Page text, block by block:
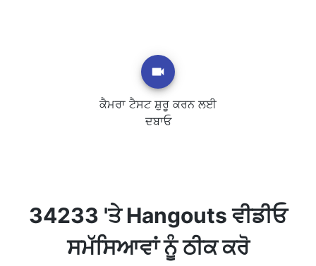
ਕੈਮਰਾ ਟੈਸਟ ਸ਼ੁਰੂ ਕਰਨ ਲਈ
ਦਬਾਓ
34233 'ਤੇ Hangouts ਵੀਡੀਓ
ਸਮੱਸਿਆਵਾਂ ਨੂੰ ਠੀਕ ਕਰੋ